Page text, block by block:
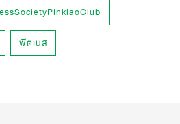
ฟิตเนส